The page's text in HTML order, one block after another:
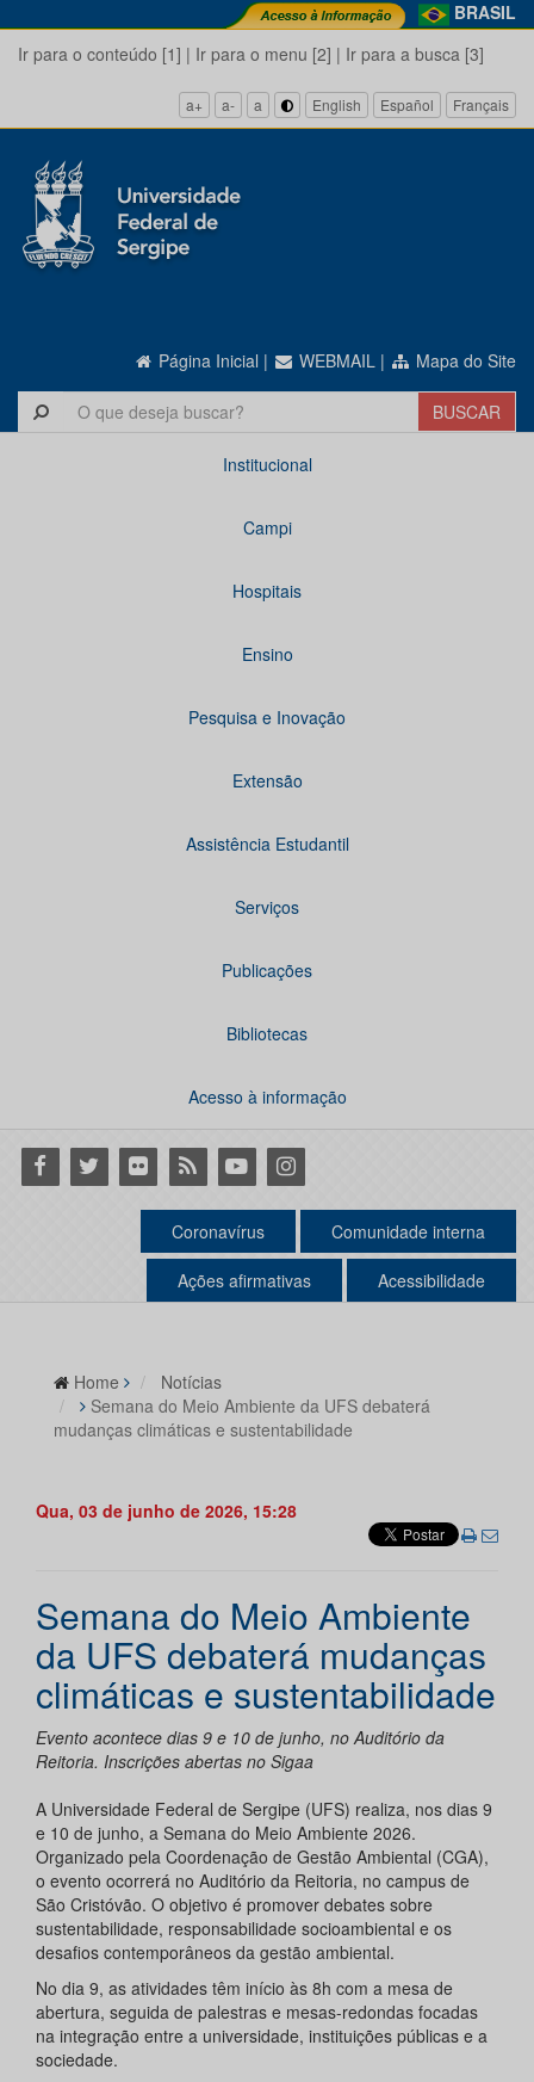
BRASIL
Ir para o conteúdo [1] | Ir para o menu [2] | Ir para a busca [3]
a+ a- a English Español Français
Página Inicial | WEBMAIL | Mapa do Site
Institucional
Campi
Hospitais
Ensino
Pesquisa e Inovação
Extensão
Assistência Estudantil
Serviços
Publicações
Bibliotecas
Acesso à informação
Facebook
Twitter Flickr RSS YoutubeInstagram
Coronavírus Comunidade interna
Ações afirmativas Acessibilidade
Home
Notícias
Semana do Meio Ambiente da UFS debaterá
mudanças climáticas e sustentabilidade
Qua, 03 de junho de 2026, 15:28
Semana do Meio Ambiente
da UFS debaterá mudanças
climáticas e sustentabilidade
Evento acontece dias 9 e 10 de junho, no Auditório da
Reitoria. Inscrições abertas no Sigaa
A Universidade Federal de Sergipe (UFS) realiza, nos dias 9
e 10 de junho, a Semana do Meio Ambiente 2026.
Organizado pela Coordenação de Gestão Ambiental (CGA),
o evento ocorrerá no Auditório da Reitoria, no campus de
São Cristóvão. O objetivo é promover debates sobre
sustentabilidade, responsabilidade socioambiental e os
desafios contemporâneos da gestão ambiental.
No dia 9, as atividades têm início às 8h com a mesa de
abertura, seguida de palestras e mesas-redondas focadas
na integração entre a universidade, instituições públicas e a
sociedade.